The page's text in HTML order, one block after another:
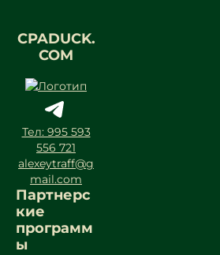
CPADUCK.
COM
Тел: 995 593
556 721
alexeytraff@g
mail.com
Партнерс
кие
программ
ы